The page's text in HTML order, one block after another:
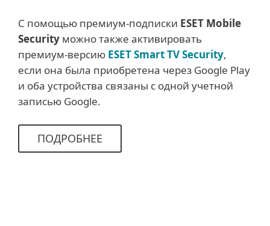
С помощью премиум-подписки ESET Mobile
Security можно также активировать
премиум-версию ESET Smart TV Security,
если она была приобретена через Google Play
и оба устройства связаны с одной учетной
записью Google.
ПОДРОБНЕЕ